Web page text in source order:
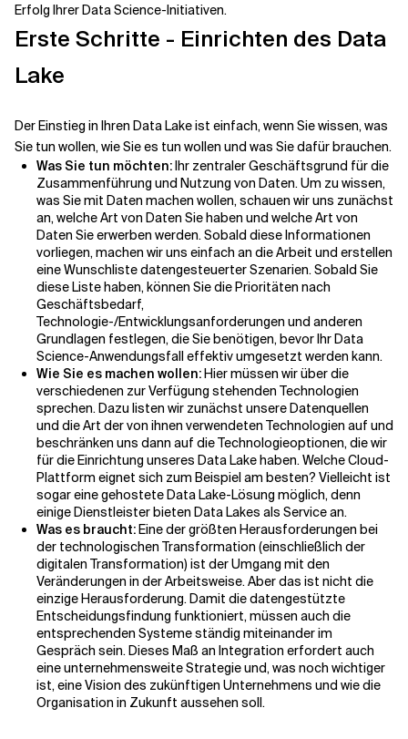
Erfolg Ihrer Data Science-Initiativen.
Erste Schritte - Einrichten des Data
Lake
Der Einstieg in Ihren Data Lake ist einfach, wenn Sie wissen, was
Sie tun wollen, wie Sie es tun wollen und was Sie dafür brauchen.
Was Sie tun möchten:Ihr zentraler Geschäftsgrund für die
Zusammenführung und Nutzung von Daten. Um zu wissen,
was Sie mit Daten machen wollen, schauen wir uns zunächst
an, welche Art von Daten Sie haben und welche Art von
Daten Sie erwerben werden. Sobald diese Informationen
vorliegen, machen wir uns einfach an die Arbeit und erstellen
eine Wunschliste datengesteuerter Szenarien. Sobald Sie
diese Liste haben, können Sie die Prioritäten nach
Geschäftsbedarf,
Technologie-/Entwicklungsanforderungen und anderen
Grundlagen festlegen, die Sie benötigen, bevor Ihr Data
Science-Anwendungsfall effektiv umgesetzt werden kann.
Wie Sie es machen wollen:Hier müssen wir über die
verschiedenen zur Verfügung stehenden Technologien
sprechen. Dazu listen wir zunächst unsere Datenquellen
und die Art der von ihnen verwendeten Technologien auf und
beschränken uns dann auf die Technologieoptionen, die wir
für die Einrichtung unseres Data Lake haben. Welche Cloud-
Plattform eignet sich zum Beispiel am besten? Vielleicht ist
sogar eine gehostete Data Lake-Lösung möglich, denn
einige Dienstleister bieten Data Lakes als Service an.
Was es braucht:Eine der größten Herausforderungen bei
der technologischen Transformation (einschließlich der
digitalen Transformation) ist der Umgang mit den
Veränderungen in der Arbeitsweise. Aber das ist nicht die
einzige Herausforderung. Damit die datengestützte
Entscheidungsfindung funktioniert, müssen auch die
entsprechenden Systeme ständig miteinander im
Gespräch sein. Dieses Maß an Integration erfordert auch
eine unternehmensweite Strategie und, was noch wichtiger
ist, eine Vision des zukünftigen Unternehmens und wie die
Organisation in Zukunft aussehen soll.